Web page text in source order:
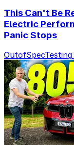
This Can't Be
Electric
Panic Stops
OutofSpecTesting